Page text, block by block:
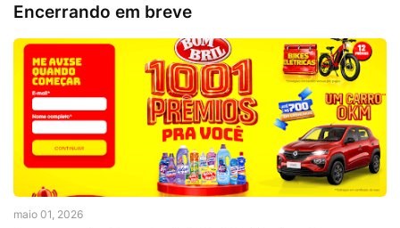
Encerrando em breve
maio 01, 2026